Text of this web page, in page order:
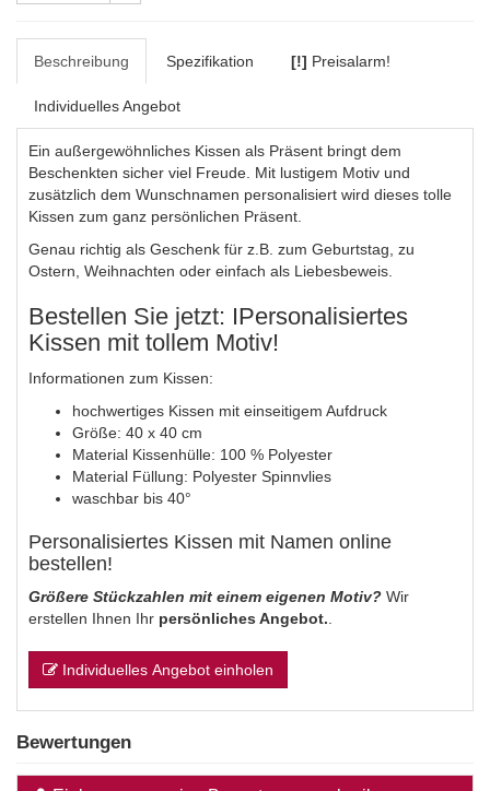
Beschreibung Spezifikation [!] Preisalarm!
Individuelles Angebot
Ein außergewöhnliches Kissen als Präsent bringt dem
Beschenkten sicher viel Freude. Mit lustigem Motiv und
zusätzlich dem Wunschnamen personalisiert wird dieses tolle
Kissen zum ganz persönlichen Präsent.
Genau richtig als Geschenk für z.B. zum Geburtstag, zu
Ostern, Weihnachten oder einfach als Liebesbeweis.
Bestellen Sie jetzt: IPersonalisiertes
Kissen mit tollem Motiv!
Informationen zum Kissen:
hochwertiges Kissen mit einseitigem Aufdruck
Größe: 40 x 40 cm
Material Kissenhülle: 100 % Polyester
Material Füllung: Polyester Spinnvlies
waschbar bis 40°
Personalisiertes Kissen mit Namen online
bestellen!
Größere Stückzahlen mit einem eigenen Motiv? Wir
erstellen Ihnen Ihr persönliches Angebot.
Individuelles Angebot einholen
Bewertungen